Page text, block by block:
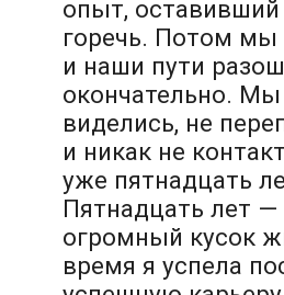
опыт,
горечь. Потом мы
и наши пути
окончательно. Мы
виделись, не
и никак не
уже пятнадцать
Пятнадцать лет —
огромный кусок
время я успела